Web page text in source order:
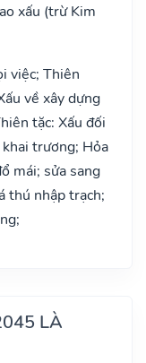
xấu (trừ Kim
việc; Thiên
về xây dựng
tặc: Xấu đối
trương; Hỏa
mái; sửa sang
thú nhập trạch;
LÀ